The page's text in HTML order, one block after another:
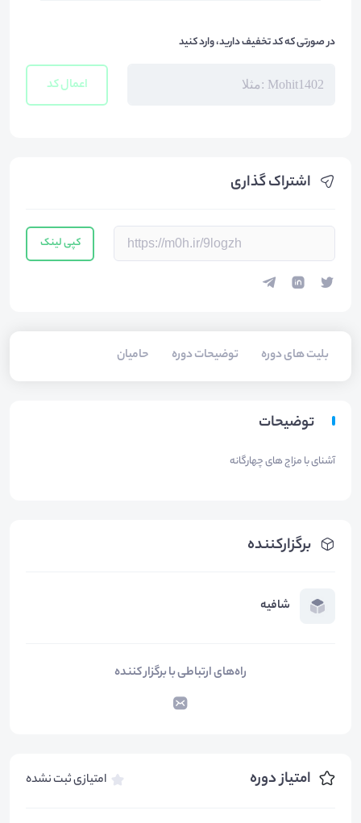
برگزارکننده
شافیه
راه‌های ارتباطی با برگزار کننده
امتیاز دوره امتیازی ثبت نشده
اشتراک گذاری
کپی لینک
بلیت های دوره توضیحات دوره حامیان
در صورتی که کد تخفیف دارید، وارد کنید
اعمال کد
توضیحات
آشنای با مزاج های چهارگانه